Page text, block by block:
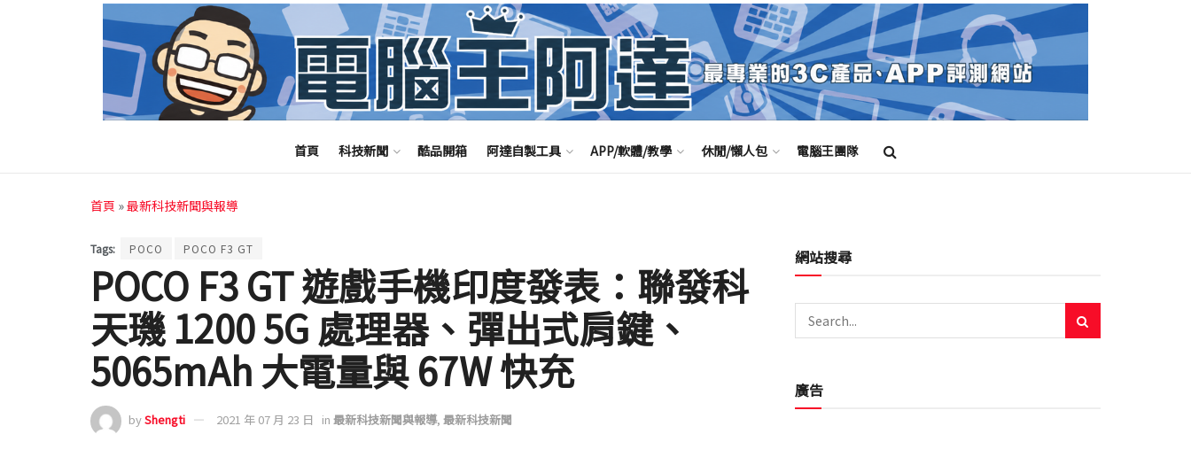
首頁 科技新聞 酷品開箱 阿達自製工具 APP/軟體/教學 休閒/懶人包 電腦王團隊
首頁 »最新科技新聞與報導
Tags: POCO POCO F3 GT
POCO F3 GT 遊戲手機印度發表：聯發科
天璣 1200 5G 處理器、彈出式肩鍵、
5065mAh 大電量與 67W 快充
byShengti 2021 年 07 月 23 日 in 最新科技新聞與報導, 最新科技新聞
網站搜尋
廣告